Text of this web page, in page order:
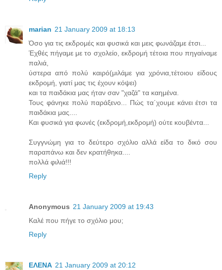
marian 21 January 2009 at 18:13
Όσο για τις εκδρομές και φυσικά και μεις φωνάζαμε έτσι...
Έχθές πήγαμε με το σχολείο, εκδρομή τέτοια που πηγαίναμε
παλιά,
ύστερα από πολύ καιρό(μιλάμε για χρόνια,τέτοιου είδους
εκδρομή, γιατί μας τις έχουν κόψει)
και τα παιδάκια μας ήταν σαν "χαζά" τα καημένα.
Τους φάνηκε πολύ παράξενο... Πώς τα΄χουμε κάνει έτσι τα
παιδάκια μας....
Και φυσικά για φωνές (εκδρομή,εκδρομή) ούτε κουβέντα...
Συγγνώμη για το δεύτερο σχόλιο αλλά είδα το δικό σου
παραπάνω και δεν κρατήθηκα....
πολλά φιλιά!!!
Reply
Anonymous 21 January 2009 at 19:43
Καλέ που πήγε το σχόλιο μου;
Reply
ΕΛΕΝΑ 21 January 2009 at 20:12